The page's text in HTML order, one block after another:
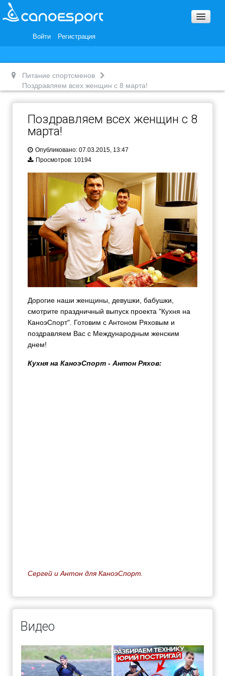
Войти Регистрация
Награды и Благодарности
Питание спортсменов
Поздравляем всех женщин с 8 марта!
Поздравляем всех женщин с 8
марта!
Опубликовано: 07.03.2015, 13:47
Просмотров: 10194
Дорогие наши женщины, девушки, бабушки,
смотрите праздничный выпуск проекта "Кухня на
КаноэСпорт". Готовим с Антоном Ряховым и
поздравляем Вас с Международным женским
днем!
Кухня на КаноэСпорт - Антон Ряхов:
Сергей и Антон для КаноэСпорт.
Видео